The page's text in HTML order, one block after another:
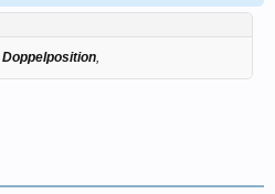
Doppelposition,